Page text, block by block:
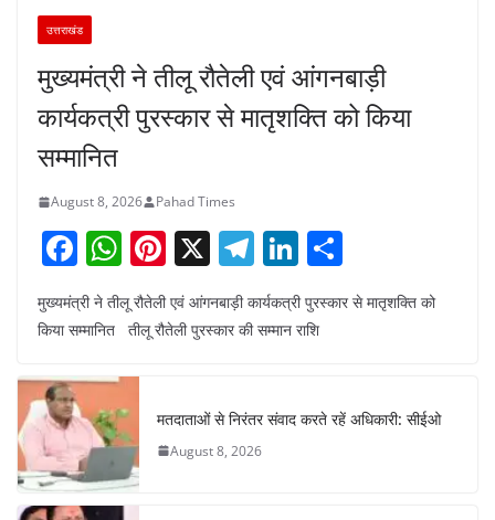
उत्तराखंड
मुख्यमंत्री ने तीलू रौतेली एवं आंगनबाड़ी
कार्यकत्री पुरस्कार से मातृशक्ति को किया
सम्मानित
August 8, 2026 Pahad Times
F
a
c
b
o
o
k
W
h
at
A
p
p
Pi
nt
er
X T
el
e
m
Li
n
k
n
h
ar
मुख्यमंत्री ने तीलू रौतेली एवं आंगनबाड़ी कार्यकत्री पुरस्कार से मातृशक्ति को
किया सम्मानित तीलू रौतेली पुरस्कार की सम्मान राशि
मतदाताओं से निरंतर संवाद करते रहें अधिकारी: सीईओ
August 8, 2026